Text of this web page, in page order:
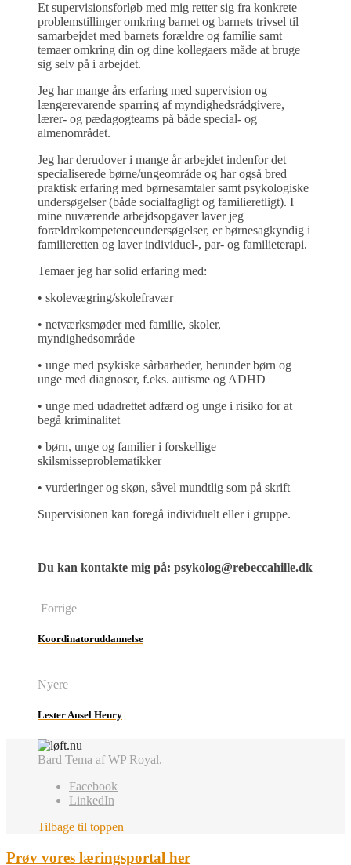
Et supervisionsforløb med mig retter sig fra konkrete
problemstillinger omkring barnet og barnets trivsel til
samarbejdet med barnets forældre og familie samt
temaer omkring din og dine kollegaers måde at bruge
sig selv på i arbejdet.
Jeg har mange års erfaring med supervision og
længerevarende sparring af myndighedsrådgivere,
lærer- og pædagogteams på både special- og
almenområdet.
Jeg har derudover i mange år arbejdet indenfor det
specialiserede børne/ungeområde og har også bred
praktisk erfaring med børnesamtaler samt psykologiske
undersøgelser (både socialfagligt og familieretligt). I
mine nuværende arbejdsopgaver laver jeg
forældrekompetenceundersøgelser, er børnesagkyndig i
familieretten og laver individuel-, par- og familieterapi.
Temaer jeg har solid erfaring med:
• skolevægring/skolefravær
• netværksmøder med familie, skoler,
myndighedsområde
• unge med psykiske sårbarheder, herunder børn og
unge med diagnoser, f.eks. autisme og ADHD
• unge med udadrettet adfærd og unge i risiko for at
begå kriminalitet
• børn, unge og familier i forskellige
skilsmisseproblematikker
• vurderinger og skøn, såvel mundtlig som på skrift
Supervisionen kan foregå individuelt eller i gruppe.
Du kan kontakte mig på: psykolog@rebeccahille.dk
Forrige
Koordinatoruddannelse
Nyere
Lester Ansel Henry
Bard Tema afWP Royal.
Facebook
LinkedIn
Tilbage til toppen
Prøv vores læringsportal her